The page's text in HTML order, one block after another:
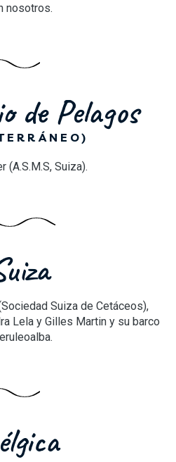
nosotros.
de Pelagos
(A.S.M.S, Suiza).
Suiza de Cetáceos),
Lela y Gilles Martin y su barco